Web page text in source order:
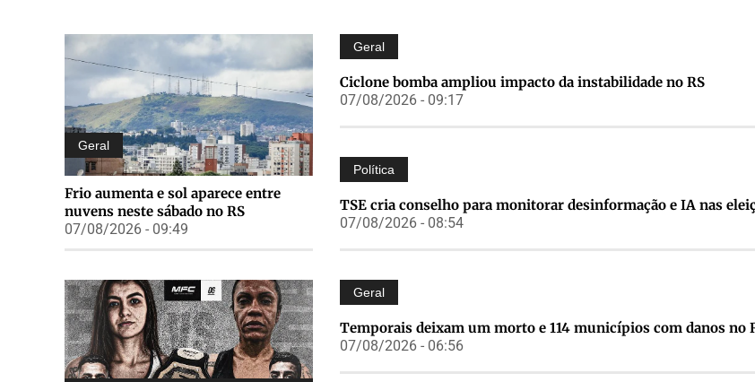
Geral
Frio aumenta e sol aparece entre
nuvens neste sábado no RS
07/08/2026 - 09:49
Geral
Ciclone bomba ampliou impacto da instabilidade no RS
07/08/2026 - 09:17
Política
TSE cria conselho para monitorar desinformação e IA nas
07/08/2026 - 08:54
Geral
Temporais deixam um morto e 114 municípios com danos no
07/08/2026 - 06:56